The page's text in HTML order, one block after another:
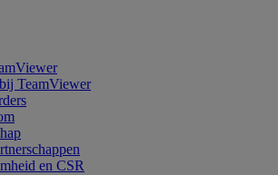
TeamViewer
en CSR